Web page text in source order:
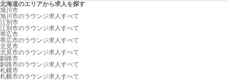
北海道のエリアから求人を探す
旭川市
旭川市のラウンジ求人すべて
江別市
江別市のラウンジ求人すべて
帯広市
帯広市のラウンジ求人すべて
北見市
北見市のラウンジ求人すべて
釧路市
釧路市のラウンジ求人すべて
札幌市
札幌市のラウンジ求人すべて